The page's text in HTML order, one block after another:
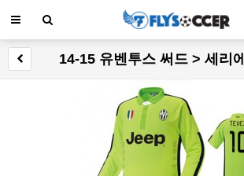
14-15 유벤투스 써드 > 세리